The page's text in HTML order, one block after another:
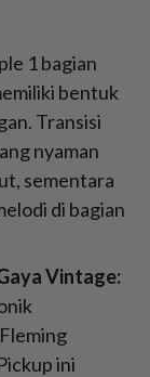
1 bagian
bentuk
Transisi
nyaman
sementara
di bagian
Vintage:
ini